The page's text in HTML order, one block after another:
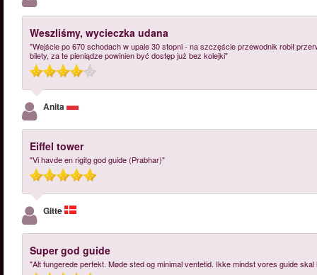
Weszliśmy, wycieczka udana
"Wejście po 670 schodach w upale 30 stopni - na szczęście przewodnik robił
bilety, za te pieniądze powinien być dostęp już bez kolejki"
Anita
Eiffel tower
"Vi havde en rigitg god guide (Prabhar)"
Gitte
Super god guide
"Alt fungerede perfekt. Møde sted og minimal ventetid. Ikke mindst vores guide